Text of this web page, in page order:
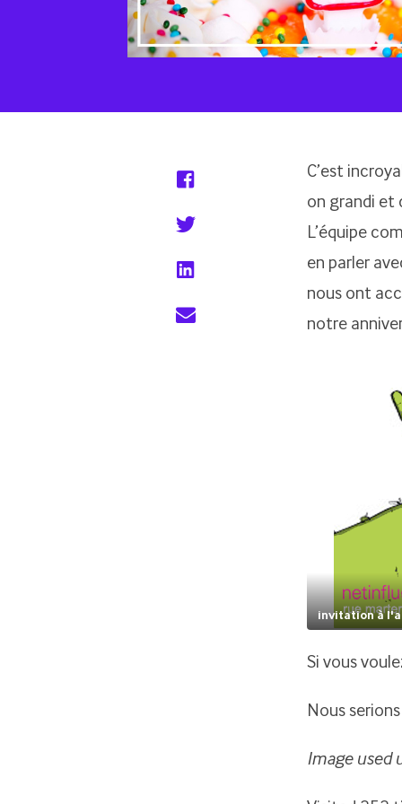
C’est
on grandi et
L’équipe
en parler
nous ont
notre
invitation à
Si vous
Nous
Image used